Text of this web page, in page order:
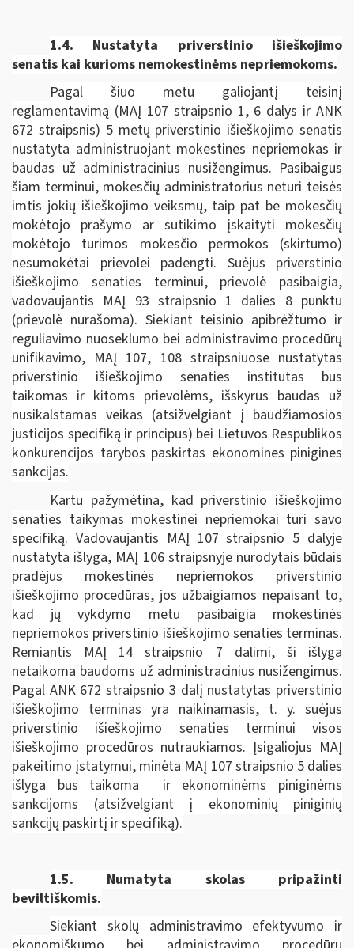
1.4. Nustatyta priverstinio išieškojimo
senatis kai kurioms nemokestinėms nepriemokoms.
Pagal šiuo metu galiojantį teisinį
reglamentavimą (MAĮ 107 straipsnio 1, 6 dalys ir ANK
672 straipsnis) 5 metų priverstinio išieškojimo senatis
nustatyta administruojant mokestines nepriemokas ir
baudas už administracinius nusižengimus. Pasibaigus
šiam terminui, mokesčių administratorius neturi teisės
imtis jokių išieškojimo veiksmų, taip pat be mokesčių
mokėtojo prašymo ar sutikimo įskaityti mokesčių
mokėtojo turimos mokesčio permokos (skirtumo)
nesumokėtai prievolei padengti. Suėjus priverstinio
išieškojimo senaties terminui, prievolė pasibaigia,
vadovaujantis MAĮ 93 straipsnio 1 dalies 8 punktu
(prievolė nurašoma). Siekiant teisinio apibrėžtumo ir
reguliavimo nuoseklumo bei administravimo procedūrų
unifikavimo, MAĮ 107, 108 straipsniuose nustatytas
priverstinio išieškojimo senaties institutas bus
taikomas ir kitoms prievolėms, išskyrus baudas už
nusikalstamas veikas (atsižvelgiant į baudžiamosios
justicijos specifiką ir principus) bei Lietuvos Respublikos
konkurencijos tarybos paskirtas ekonomines pinigines
sankcijas.
Kartu pažymėtina, kad priverstinio išieškojimo
senaties taikymas mokestinei nepriemokai turi savo
specifiką. Vadovaujantis MAĮ 107 straipsnio 5 dalyje
nustatyta išlyga, MAĮ 106 straipsnyje nurodytais būdais
pradėjus mokestinės nepriemokos priverstinio
išieškojimo procedūras, jos užbaigiamos nepaisant to,
kad jų vykdymo metu pasibaigia mokestinės
nepriemokos priverstinio išieškojimo senaties terminas.
Remiantis MAĮ 14 straipsnio 7 dalimi, ši išlyga
netaikoma baudoms už administracinius nusižengimus.
Pagal ANK 672 straipsnio 3 dalį nustatytas priverstinio
išieškojimo terminas yra naikinamasis, t. y. suėjus
priverstinio išieškojimo senaties terminui visos
išieškojimo procedūros nutraukiamos. Įsigaliojus MAĮ
pakeitimo įstatymui, minėta MAĮ 107 straipsnio 5 dalies
išlyga bus taikoma ir ekonominėms piniginėms
sankcijoms (atsižvelgiant į ekonominių piniginių
sankcijų paskirtį ir specifiką).
1.5.
Numatyta skolas pripažinti
beviltiškomis.
Siekiant skolų administravimo efektyvumo ir